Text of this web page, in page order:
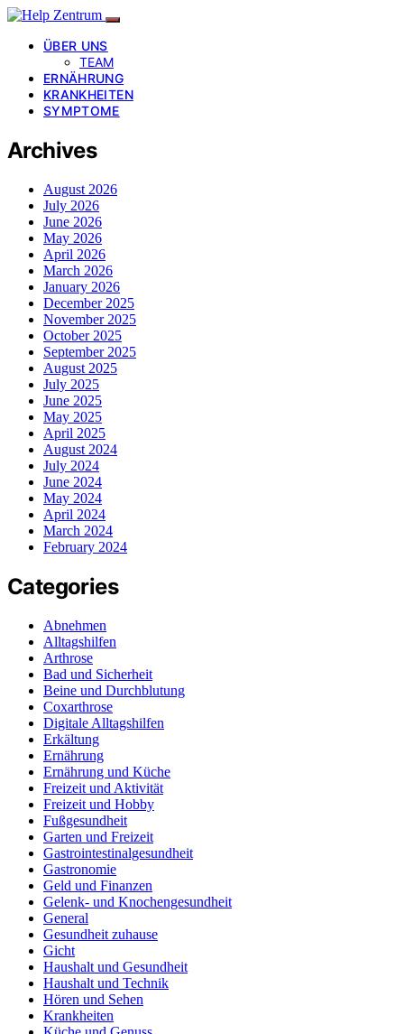
ÜBER UNS
TEAM
ERNÄHRUNG
KRANKHEITEN
SYMPTOME
Archives
August 2026
July 2026
June 2026
May 2026
April 2026
March 2026
January 2026
December 2025
November 2025
October 2025
September 2025
August 2025
July 2025
June 2025
May 2025
April 2025
August 2024
July 2024
June 2024
May 2024
April 2024
March 2024
February 2024
Categories
Abnehmen
Alltagshilfen
Arthrose
Bad und Sicherheit
Beine und Durchblutung
Coxarthrose
Digitale Alltagshilfen
Erkältung
Ernährung
Ernährung und Küche
Freizeit und Aktivität
Freizeit und Hobby
Fußgesundheit
Garten und Freizeit
Gastrointestinalgesundheit
Gastronomie
Geld und Finanzen
Gelenk- und Knochengesundheit
General
Gesundheit zuhause
Gicht
Haushalt und Gesundheit
Haushalt und Technik
Hören und Sehen
Krankheiten